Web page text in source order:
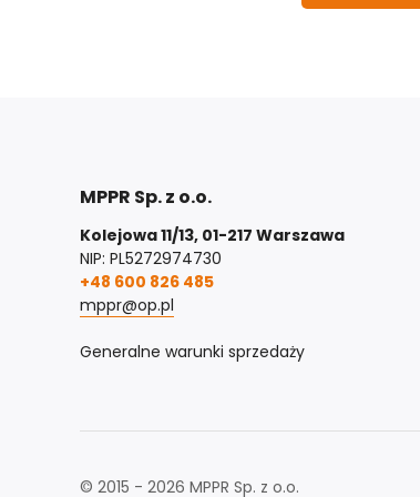
MPPR Sp. z o.o.
Kolejowa 11/13, 01-217 Warszawa
NIP: PL5272974730
+48 600 826 485
mppr@op.pl
Generalne warunki sprzedaży
© 2015 - 2026 MPPR Sp. z o.o.